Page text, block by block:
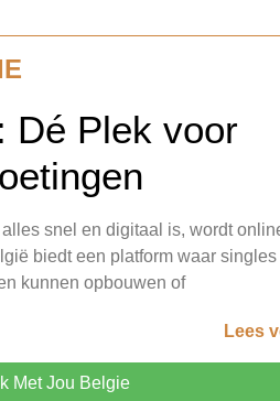
Dé Plek voor
snel en digitaal is, wordt
biedt een platform waar singles
kunnen opbouwen of
Lees
Met Jou Belgie